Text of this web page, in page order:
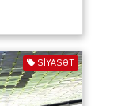
SIYASƏT